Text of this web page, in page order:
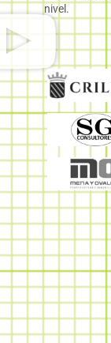
nivel.